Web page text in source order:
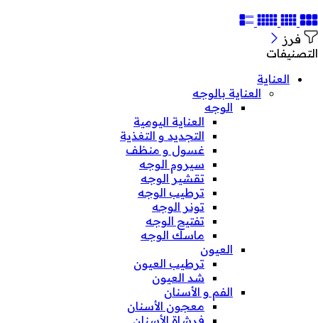
فرز
التصنيفات
العناية
العناية بالوجه
الوجه
العناية اليومية
التجديد و التغذية
غسول و منظف
سيروم الوجه
تقشير الوجه
ترطيب الوجه
تونر الوجه
تفتيح الوجه
ماسك الوجه
العيون
ترطيب العيون
شد العيون
الفم و الأسنان
معجون الأسنان